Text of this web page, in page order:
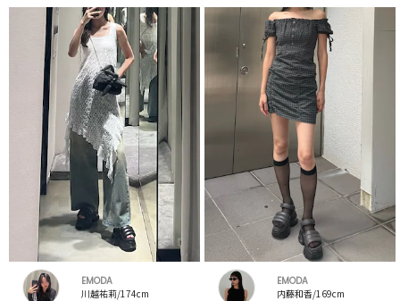
EMODA
川越祐莉/174cm
EMODA
内藤和香/169cm